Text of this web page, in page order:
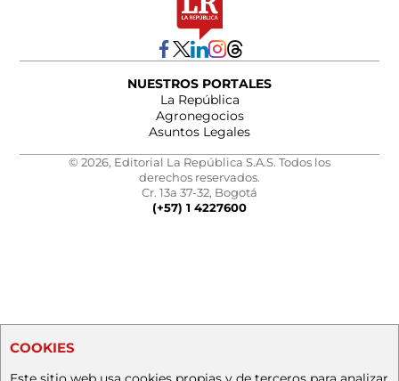
NUESTROS PORTALES
La República
Agronegocios
Asuntos Legales
© 2026, Editorial La República S.A.S. Todos los
derechos reservados.
Cr. 13a 37-32, Bogotá
(+57) 1 4227600
COOKIES